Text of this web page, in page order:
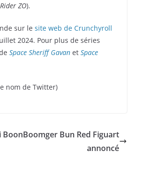
ZO).
sur le site web de Crunchyroll
2024. Pour plus de séries
Space Sheriff Gavan et Space
nom de Twitter)
BoonBoomger Bun Red Figuart
annoncé